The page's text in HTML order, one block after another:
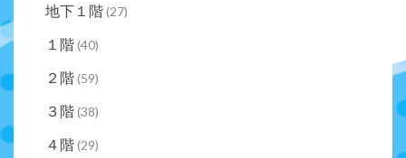
地下１階(27)
１階(40)
２階(59)
３階(38)
４階(29)